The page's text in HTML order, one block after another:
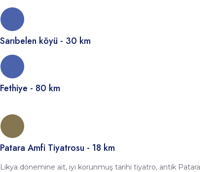
Sarıbelen köyü - 30 km
Fethiye - 80 km
Patara Amfi Tiyatrosu - 18 km
Likya dönemine ait, iyi korunmuş tarihi tiyatro, antik Patara